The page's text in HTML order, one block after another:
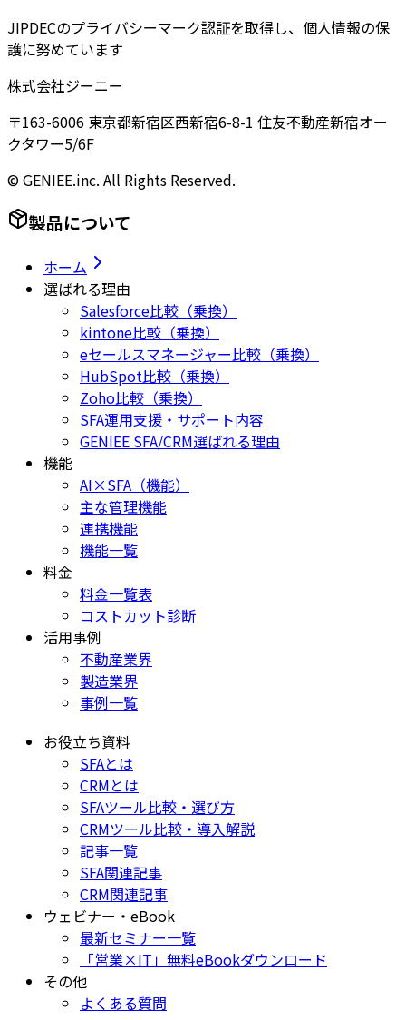
JIPDECのプライバシーマーク認証を取得し、個人情報の保
護に努めています
株式会社ジーニー
〒163-6006 東京都新宿区西新宿6-8-1 住友不動産新宿オー
クタワー5/6F
© GENIEE.inc. All Rights Reserved.
製品について
ホーム
選ばれる理由
Salesforce比較（乗換）
kintone比較（乗換）
eセールスマネージャー比較（乗換）
HubSpot比較（乗換）
Zoho比較（乗換）
SFA運用支援・サポート内容
GENIEE SFA/CRM選ばれる理由
機能
AI×SFA（機能）
主な管理機能
連携機能
機能一覧
料金
料金一覧表
コストカット診断
活用事例
不動産業界
製造業界
事例一覧
お役立ち資料
SFAとは
CRMとは
SFAツール比較・選び方
CRMツール比較・導入解説
記事一覧
SFA関連記事
CRM関連記事
ウェビナー・eBook
最新セミナー一覧
「営業×IT」無料eBookダウンロード
その他
よくある質問